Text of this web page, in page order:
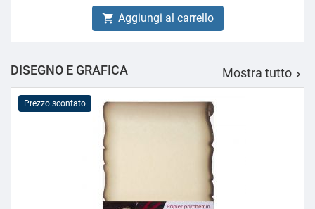
 Aggiungi al carrello
DISEGNO E GRAFICA Mostra tutto 
Prezzo scontato